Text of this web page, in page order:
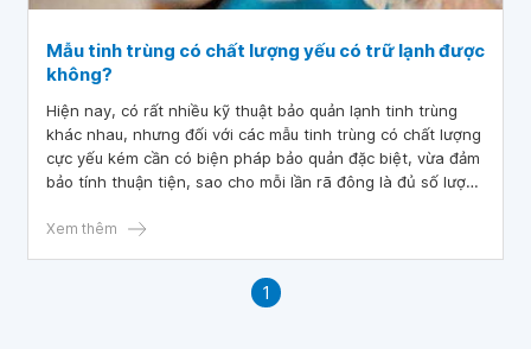
Mẫu tinh trùng có chất lượng yếu có trữ lạnh được
không?
Hiện nay, có rất nhiều kỹ thuật bảo quản lạnh tinh trùng
khác nhau, nhưng đối với các mẫu tinh trùng có chất lượng
cực yếu kém cần có biện pháp bảo quản đặc biệt, vừa đảm
bảo tính thuận tiện, sao cho mỗi lần rã đông là đủ số lượng
sao phải vẫn có được lượng tinh trùng dự trữ đông để sử
Xem thêm
1